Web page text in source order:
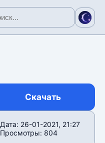
Скачать
Дата: 26-01-2021, 21:27
Просмотры: 804